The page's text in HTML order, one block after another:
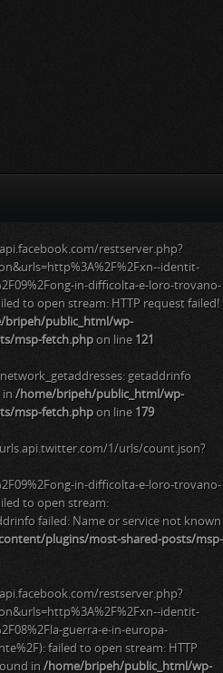
restserver.php?
identit-
in-difficolta-e-loro-trovano-
to open stream: HTTP request failed!
bripeh/public_html/wp-
msp-fetch.php on line 121
getaddrinfo
in /home/bripeh/public_html/wp-
msp-fetch.php on line 179
1/urls/count.json?
in-difficolta-e-loro-trovano-
to open stream:
failed: Name or service not known
plugins/most-shared-posts/msp-
restserver.php?
identit-
guerra-e-in-europa-
failed to open stream: HTTP
in /home/bripeh/public_html/wp-